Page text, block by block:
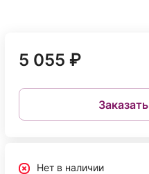
5 055 ₽
Заказать
Нет в наличии